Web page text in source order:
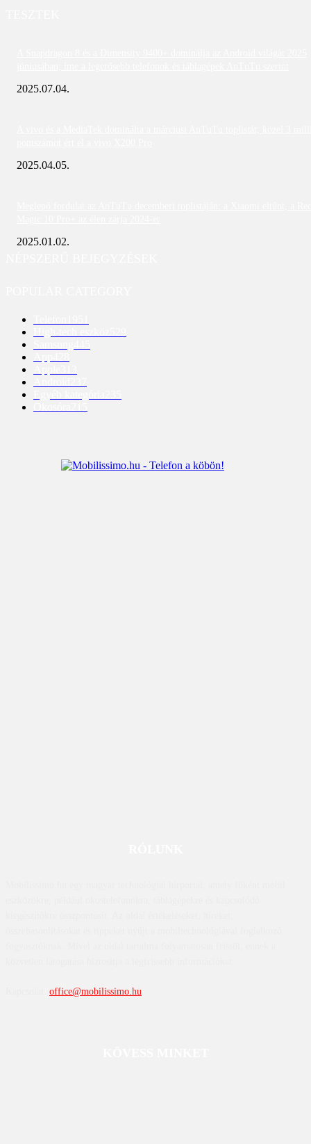
2025.07.04.
2025.04.05.
2025.01.02.
office@mobilissimo.hu